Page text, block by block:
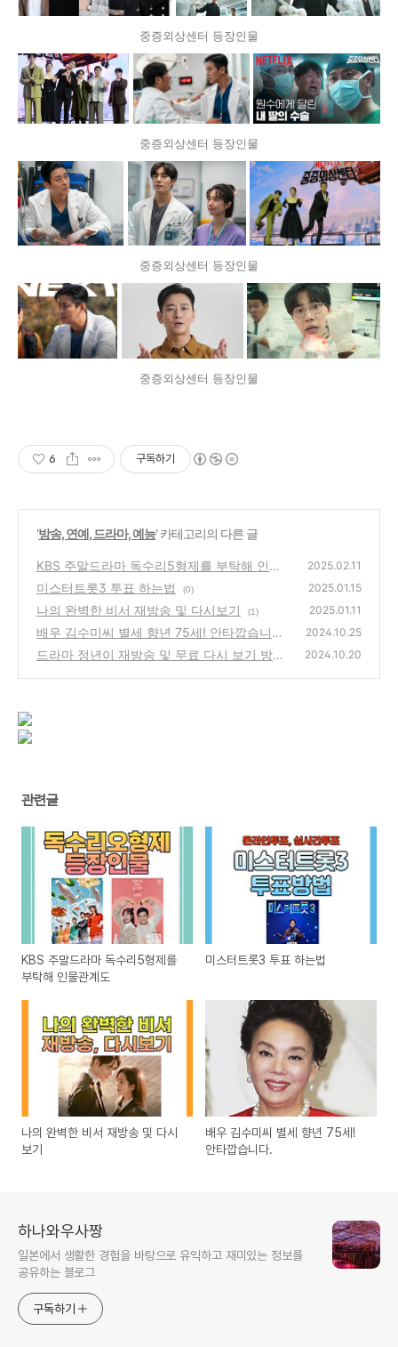
중증외상센터 등장인물
중증외상센터 등장인물
중증외상센터 등장인물
중증외상센터 등장인물
6 구독하기
'방송, 연예, 드라마, 예능' 카테고리의 다른 글
KBS 주말드라마 독수리5형제를 부탁해 인물
관계도
(0)
2025.02.11
미스터트롯3 투표 하는법 (0) 2025.01.15
나의 완벽한 비서 재방송 및 다시보기 (1) 2025.01.11
배우 김수미씨 별세 향년 75세! 안타깝습니다.
(1)
2024.10.25
드라마 정년이 재방송 및 무료 다시 보기 방법 2024.10.20
관련글
KBS 주말드라마 독수리5형제를
부탁해 인물관계도
미스터트롯3 투표 하는법
나의 완벽한 비서 재방송 및 다시
보기
배우 김수미씨 별세 향년 75세!
안타깝습니다.
하나와우사짱
일본에서 생활한 경험을 바탕으로 유익하고 재미있는 정보를
공유하는 블로그
구독하기